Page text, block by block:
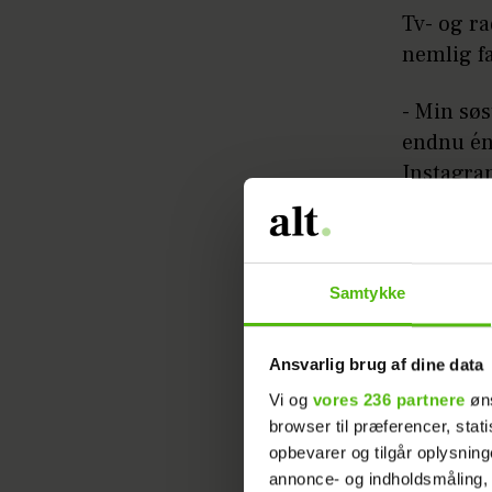
Samtykke
Ansvarlig brug af dine data
Vi og vores 236 partnere
browser til præferencer,
opbevarer og tilgår
annonce- og
Tv- og
nemlig
- Min
endnu
Felix
Felix og
2021